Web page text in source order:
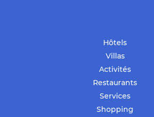
Hôtels
Villas
Activités
Restaurants
Services
Shopping